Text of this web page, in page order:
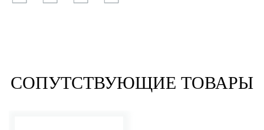
СОПУТСТВУЮЩИЕ ТОВАРЫ